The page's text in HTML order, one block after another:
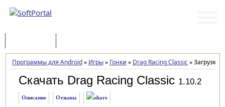
Программы для Android» Игры» Гонки » Drag Racing Classic»Загрузка
Скачать Drag Racing Classic 1.10.2
Описание Отзывы